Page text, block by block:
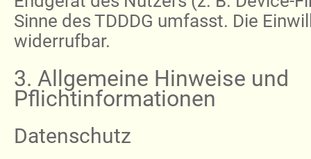
Sinne des TDDDG umfasst. Die
widerrufbar.
3. Allgemeine Hinweise und
Pflichtinformationen
Datenschutz